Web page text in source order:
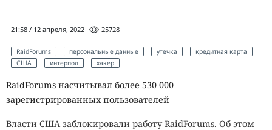
21:58 / 12 апреля, 2022 25728
RaidForums персональные данные утечка
кредитная карта
США
интерпол хакер
RaidForums насчитывал более 530 000
зарегистрированных пользователей
Власти США заблокировали работу RaidForums. Об этом